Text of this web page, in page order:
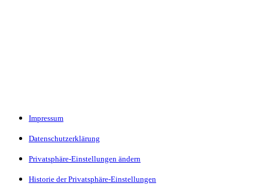
Impressum
Datenschutzerklärung
Privatsphäre-Einstellungen ändern
Historie der Privatsphäre-Einstellungen